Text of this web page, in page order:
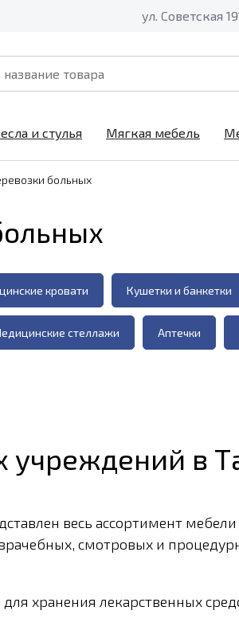
ул. Советская
и стулья Мягкая мебель
больных
кровати Кушетки и банкетки
стеллажи Аптечки
учреждений в
весь ассортимент
смотровых и
для хранения лекарственных